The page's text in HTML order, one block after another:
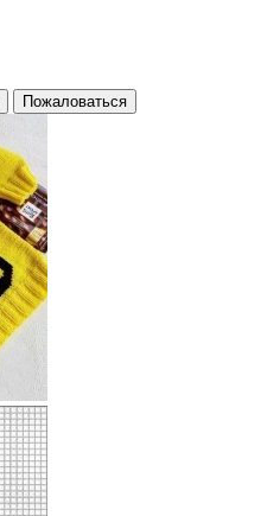
Пожаловаться